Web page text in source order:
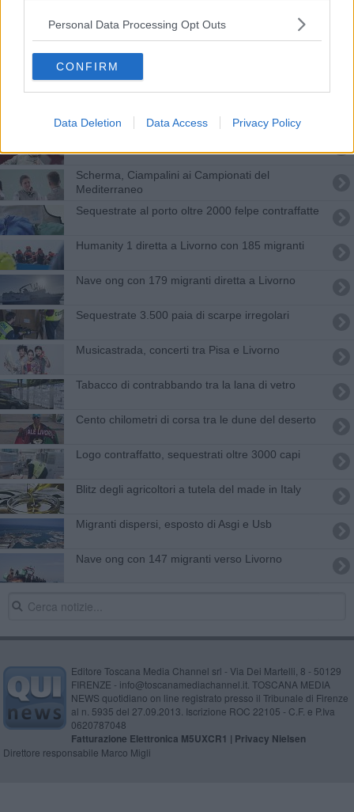
Personal Data Processing Opt Outs
CONFIRM
Data Deletion Data Access Privacy Policy
Dispersi in mare, la rabbia di Usb
Scherma, Ciampalini ai Campionati del
Mediterraneo
Sequestrate al porto oltre 2000 felpe contraffatte
Humanity 1 diretta a Livorno con 185 migranti
Nave ong con 179 migranti diretta a Livorno
Sequestrate 3.500 paia di scarpe irregolari
Musicastrada, concerti tra Pisa e Livorno
Tabacco di contrabbando tra la lana di vetro
Cento chilometri di corsa tra le dune del deserto
Logo contraffatto, sequestrati oltre 3000 capi
Blitz degli agricoltori a tutela del made in Italy
Migranti dispersi, esposto di Asgi e Usb
Nave ong con 147 migranti verso Livorno
Editore Toscana Media Channel srl - Via Dei Martelli, 8 - 50129
FIRENZE - info@toscanamediachannel.it. TOSCANA MEDIA
NEWS quotidiano on line registrato presso il Tribunale di Firenze
al n. 5935 del 27.09.2013. Iscrizione ROC 22105 - C.F. e P.Iva
0620787048
Fatturazione Elettronica M5UXCR1 | Privacy Nielsen
Direttore responsabile Marco Migli